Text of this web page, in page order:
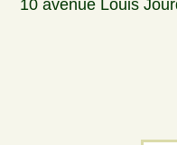
10 avenue Louis